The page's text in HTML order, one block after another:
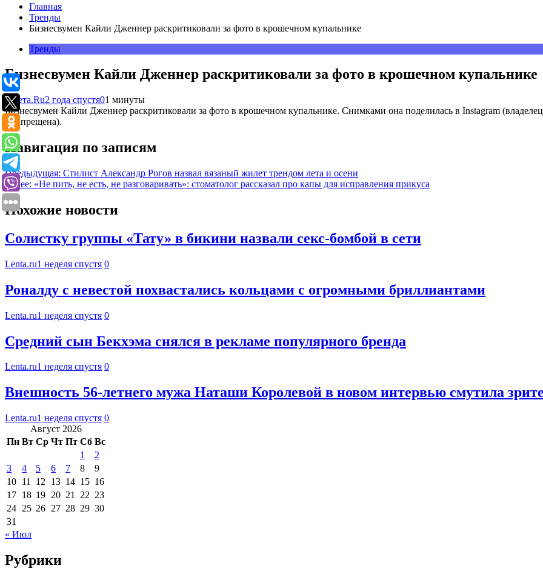
Главная
Тренды
Бизнесвумен Кайли Дженнер раскритиковали за фото в крошечном купальнике
Тренды
Бизнесвумен Кайли Дженнер раскритиковали за фото в крошечном купальнике
Газета.Ru2 года спустя01 минуты
Бизнесвумен Кайли Дженнер раскритиковали за фото в крошечном купальнике. Снимками она поделилась в Instagram
и запрещена).
Навигация по записям
Предыдущая: Стилист Александр Рогов назвал вязаный жилет трендом лета и осени
Далее: «Не пить, не есть, не разговаривать»: стоматолог рассказал про капы для исправления прикуса
Похожие новости
Солистку группы «Тату» в бикини назвали секс-бомбой в сети
Lenta.ru1 неделя спустя 0
Роналду с невестой похвастались кольцами с огромными бриллиантами
Lenta.ru1 неделя спустя 0
Средний сын Бекхэма снялся в рекламе популярного бренда
Lenta.ru1 неделя спустя 0
Внешность 56-летнего мужа Наташи Королевой в новом интервью смутила
Lenta.ru1 неделя спустя 0
Август 2026
Пн Вт Ср Чт Пт Сб Вс
1
2
3
4 5 6 7 8
9
10 11 12 13 14 15 16
17 18 19 20 21 22 23
24 25 26 27 28 29 30
31
« Июл
Рубрики